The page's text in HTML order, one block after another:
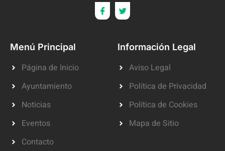
Menú Principal
Página de Inicio
Ayuntamiento
Noticias
Eventos
Contacto
Información Legal
Aviso Legal
Política de Privacidad
Política de Cookies
Mapa de Sitio